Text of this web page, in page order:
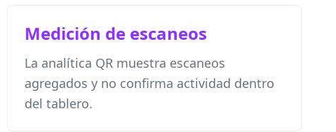
Medición de escaneos
La analítica QR muestra escaneos
agregados y no confirma actividad dentro
del tablero.